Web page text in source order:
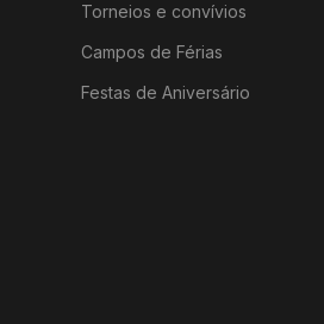
Torneios e convívios
Campos de Férias
Festas de Aniversário